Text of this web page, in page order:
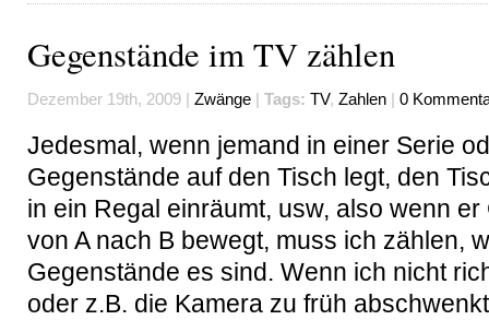
Gegenstände im TV zählen
Dezember 19th, 2009 | Zwänge | Tags: TV, Zahlen | 0
Jedesmal, wenn jemand in einer Serie
Gegenstände auf den Tisch legt, den
in ein Regal einräumt, usw, also wenn
von A nach B bewegt, muss ich zählen,
Gegenstände es sind. Wenn ich nicht
oder z.B. die Kamera zu früh